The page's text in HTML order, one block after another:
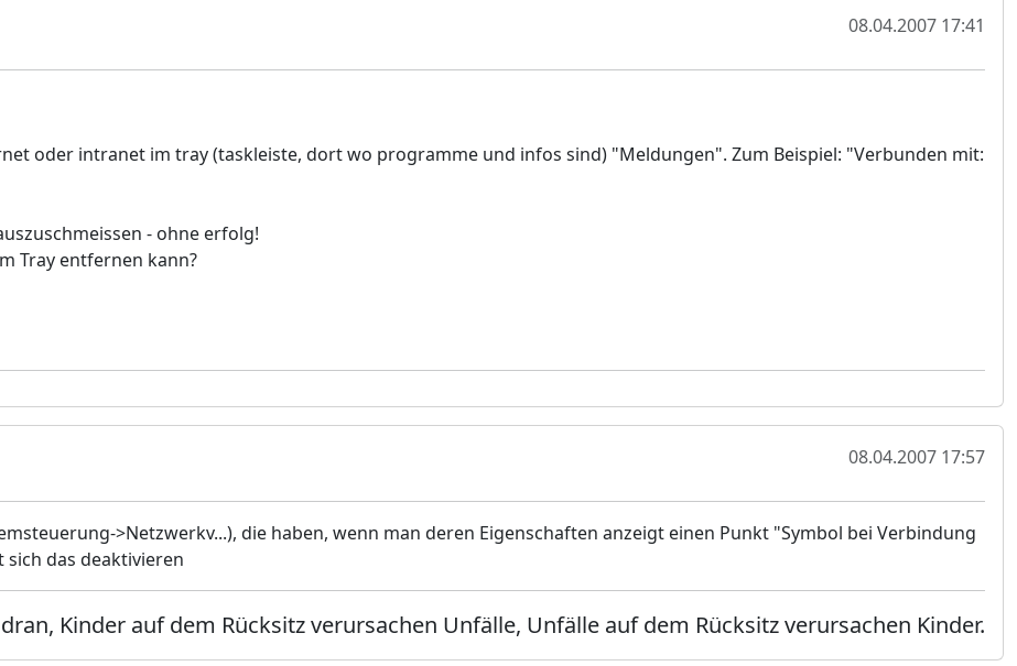
08.04.2007 17:41
oder intranet im tray (taskleiste, dort wo programme und infos sind) "Meldungen". Zum Beispiel: "Verbunden mit:
- ohne erfolg!
Tray entfernen kann?
08.04.2007 17:57
>Netzwerkv...), die haben, wenn man deren Eigenschaften anzeigt einen Punkt "Symbol bei Verbindung
sich das deaktivieren
Kinder auf dem Rücksitz verursachen Unfälle, Unfälle auf dem Rücksitz verursachen Kinder.